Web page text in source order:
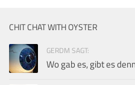
CHIT CHAT WITH OYSTER
GERDM SAGT:
Wo gab es, gibt es